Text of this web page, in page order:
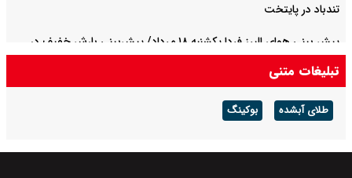
تندباد در پایتخت
پیش بینی هوای البرز فردا یکشنبه ۱۸ مرداد/ پیش‌بینی بارش خفیف در
تبلیغات متنی
طلای آبشده بوکینگ